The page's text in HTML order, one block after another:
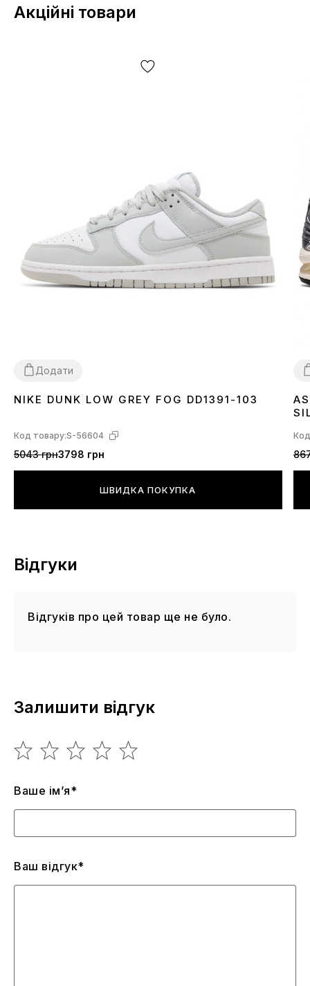
Акційні товари
Додати
3637 383940 4142 43 44 45
NIKE DUNK LOW GREY FOG DD1391-103
Код товару:S-56604
5043 грн3798 грн
ШВИДКА ПОКУПКА
Відгуки
Відгуків про цей товар ще не було.
Залишити відгук
Ваше ім’я*
Ваш відгук*